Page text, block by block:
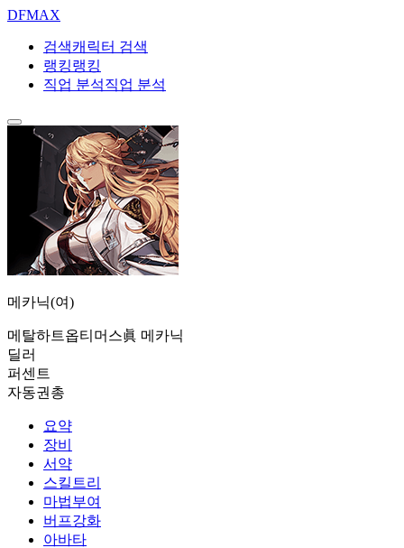
DFMAX
검색캐릭터 검색
랭킹랭킹
직업 분석직업 분석
메카닉(여)
메탈하트옵티머스眞 메카닉
딜러
퍼센트
자동권총
요약
장비
서약
스킬트리
마법부여
버프강화
아바타